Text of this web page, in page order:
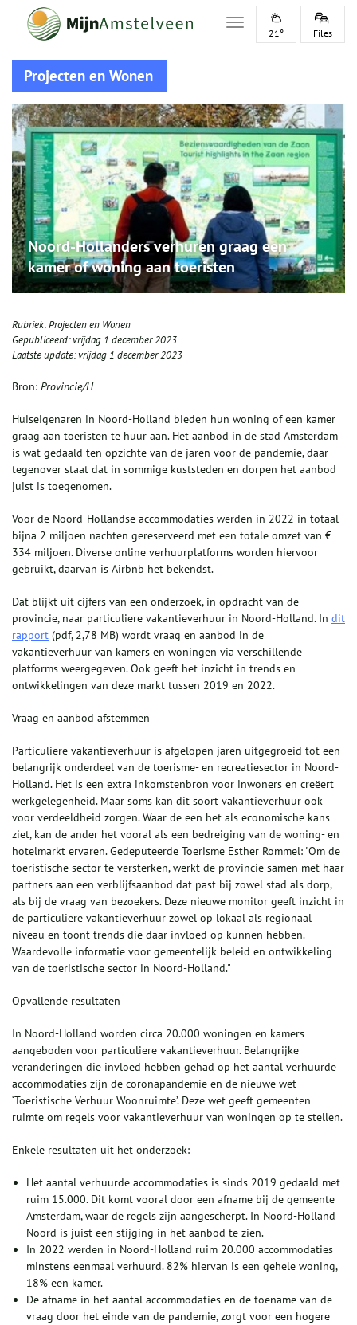
Toggle navigation
21° Files
Projecten en Wonen
Noord-Hollanders verhuren graag een
kamer of woning aan toeristen
Rubriek:Projecten en Wonen
Gepubliceerd:vrijdag 1 december 2023
Laatste update:vrijdag 1 december 2023
Bron: Provincie/H
Huiseigenaren in Noord-Holland bieden hun woning of een kamer
graag aan toeristen te huur aan. Het aanbod in de stad Amsterdam
is wat gedaald ten opzichte van de jaren voor de pandemie, daar
tegenover staat dat in sommige kuststeden en dorpen het aanbod
juist is toegenomen.
Voor de Noord-Hollandse accommodaties werden in 2022 in totaal
bijna 2 miljoen nachten gereserveerd met een totale omzet van €
334 miljoen. Diverse online verhuurplatforms worden hiervoor
gebruikt, daarvan is Airbnb het bekendst.
Dat blijkt uit cijfers van een onderzoek, in opdracht van de
provincie, naar particuliere vakantieverhuur in Noord-Holland. In dit
rapport (pdf, 2,78 MB) wordt vraag en aanbod in de
vakantieverhuur van kamers en woningen via verschillende
platforms weergegeven. Ook geeft het inzicht in trends en
ontwikkelingen van deze markt tussen 2019 en 2022.
Vraag en aanbod afstemmen
Particuliere vakantieverhuur is afgelopen jaren uitgegroeid tot een
belangrijk onderdeel van de toerisme- en recreatiesector in Noord-
Holland. Het is een extra inkomstenbron voor inwoners en creëert
werkgelegenheid. Maar soms kan dit soort vakantieverhuur ook
voor verdeeldheid zorgen. Waar de een het als economische kans
ziet, kan de ander het vooral als een bedreiging van de woning- en
hotelmarkt ervaren. Gedeputeerde Toerisme Esther Rommel: "Om de
toeristische sector te versterken, werkt de provincie samen met haar
partners aan een verblijfsaanbod dat past bij zowel stad als dorp,
als bij de vraag van bezoekers. Deze nieuwe monitor geeft inzicht in
de particuliere vakantieverhuur zowel op lokaal als regionaal
niveau en toont trends die daar invloed op kunnen hebben.
Waardevolle informatie voor gemeentelijk beleid en ontwikkeling
van de toeristische sector in Noord-Holland."
Opvallende resultaten
In Noord-Holland worden circa 20.000 woningen en kamers
aangeboden voor particuliere vakantieverhuur. Belangrijke
veranderingen die invloed hebben gehad op het aantal verhuurde
accommodaties zijn de coronapandemie en de nieuwe wet
‘Toeristische Verhuur Woonruimte’. Deze wet geeft gemeenten
ruimte om regels voor vakantieverhuur van woningen op te stellen.
Enkele resultaten uit het onderzoek:
Het aantal verhuurde accommodaties is sinds 2019 gedaald met
ruim 15.000. Dit komt vooral door een afname bij de gemeente
Amsterdam, waar de regels zijn aangescherpt. In Noord-Holland
Noord is juist een stijging in het aanbod te zien.
In 2022 werden in Noord-Holland ruim 20.000 accommodaties
minstens eenmaal verhuurd. 82% hiervan is een gehele woning,
18% een kamer.
De afname in het aantal accommodaties en de toename van de
vraag door het einde van de pandemie, zorgt voor een hogere